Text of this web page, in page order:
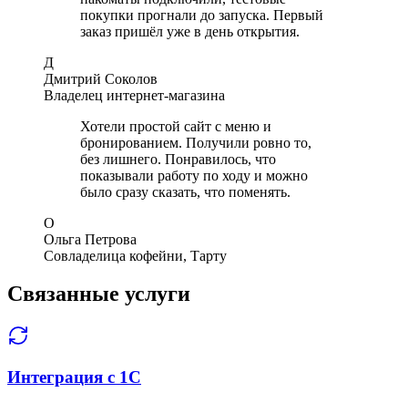
покупки прогнали до запуска. Первый
заказ пришёл уже в день открытия.
Д
Дмитрий Соколов
Владелец интернет-магазина
Хотели простой сайт с меню и
бронированием. Получили ровно то,
без лишнего. Понравилось, что
показывали работу по ходу и можно
было сразу сказать, что поменять.
О
Ольга Петрова
Совладелица кофейни, Тарту
Связанные услуги
Интеграция с 1С